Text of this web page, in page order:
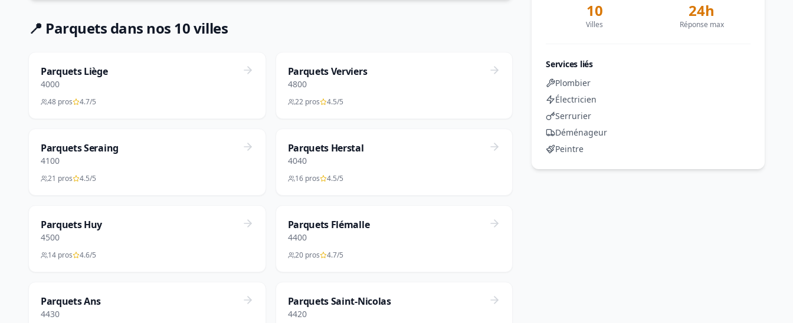
📍 Parquets dans nos 10 villes
Parquets Liège
4000
48 pros 4.7/5
Parquets Verviers
4800
22 pros 4.5/5
Parquets Seraing
4100
21 pros 4.5/5
Parquets Herstal
4040
16 pros 4.5/5
Parquets Huy
4500
14 pros 4.6/5
Parquets Flémalle
4400
20 pros 4.7/5
Parquets Ans
4430
Parquets Saint-Nicolas
4420
10
Villes
24h
Réponse max
Services liés
Plombier
Électricien
Serrurier
Déménageur
Peintre